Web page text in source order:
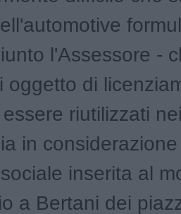
l'Assessore -
oggetto di
riutilizzati
in
inserita al
a Bertani dei